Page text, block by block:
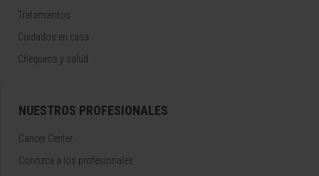
Tratamientos
Cuidados en casa
Chequeos y salud
NUESTROS PROFESIONALES
Cancer Center
Conozca a los profesionales